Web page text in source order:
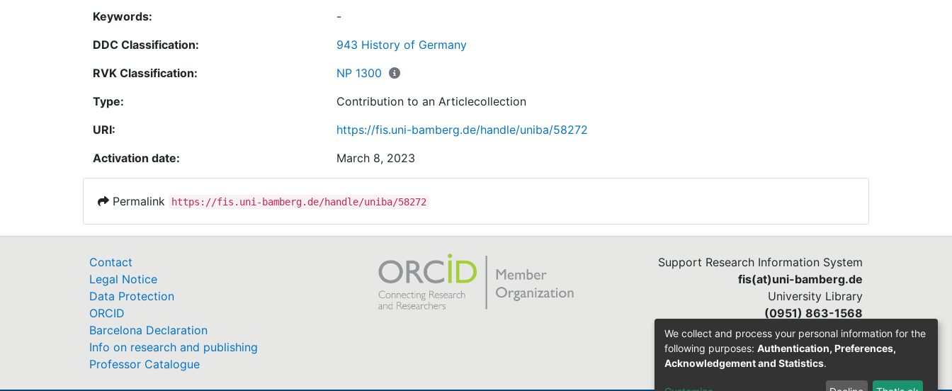
Keywords:
-
DDC Classification:
943 History of Germany
RVK Classification:
NP 1300
Type:
Contribution to an Articlecollection
URI:
https://fis.uni-bamberg.de/handle/uniba/58272
Activation date:
March 8, 2023
Permalink https://fis.uni-bamberg.de/handle/uniba/58272
Contact
Legal Notice
Data Protection
ORCID
Barcelona Declaration
Info on research and publishing
Professor Catalogue
Support Research Information System
fis(at)uni-bamberg.de
University Library
(0951) 863-1568
We collect and process your personal information for the
following purposes: Authentication, Preferences,
Acknowledgement and Statistics.